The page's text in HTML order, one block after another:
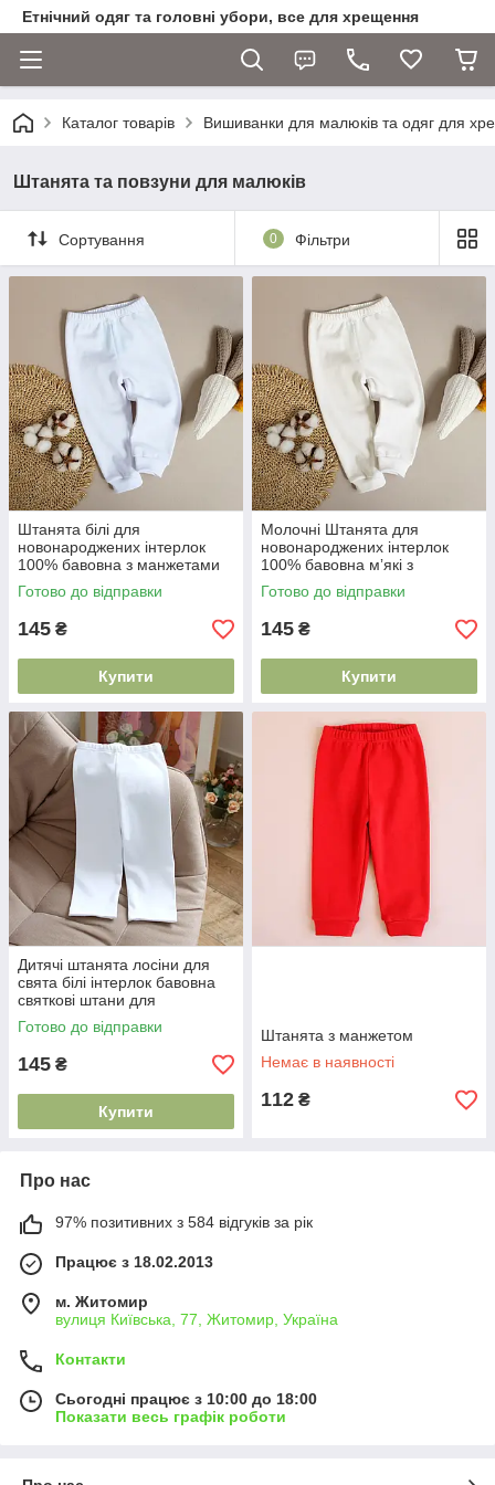
Етнічний одяг та головні убори, все для хрещення
Каталог товарів Вишиванки для малюків та одяг для
Штанята та повзуни для малюків
Сортування 0 Фільтри
Штанята білі для
новонароджених інтерлок
100% бавовна з манжетами
унісекс мʼякі дитячі штани
для малюків
Готово до відправки
145 ₴
Купити
Молочні Штанята для
новонароджених інтерлок
100% бавовна мʼякі з
манжетами базові штани
дитині
Готово до відправки
145 ₴
Купити
Дитячі штанята лосіни для
свята білі інтерлок бавовна
святкові штани для
немовляти розміри 56 62 68
74 80
Готово до відправки
145 ₴
Купити
Штанята з манжетом
Немає в наявності
112 ₴
Про нас
97% позитивних з 584 відгуків за рік
Працює з 18.02.2013
м. Житомир
вулиця Київська, 77, Житомир, Україна
Контакти
Сьогодні працює з 10:00 до 18:00
Показати весь графік роботи